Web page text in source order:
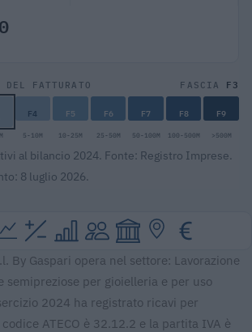
FATTURATO FASCIA F3
F4 F5 F6 F7 F8 F9
5-10M 10-25M 25-50M 50-100M 100-500M >500M
al bilancio 2024. Fonte: Registro Imprese.
8 luglio 2026.
By Gaspari opera nel settore: Lavorazione
semipreziose per gioielleria e per uso
2024 ha registrato ricavi per
ATECO è 32.12.2 e la partita IVA è